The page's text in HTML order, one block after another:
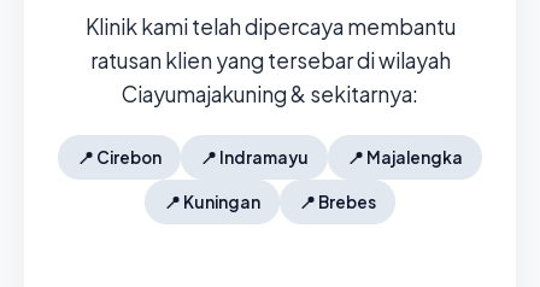
Klinik kami telah dipercaya membantu
ratusan klien yang tersebar di wilayah
Ciayumajakuning & sekitarnya:
📍 Cirebon 📍 Indramayu 📍 Majalengka
📍 Kuningan 📍 Brebes